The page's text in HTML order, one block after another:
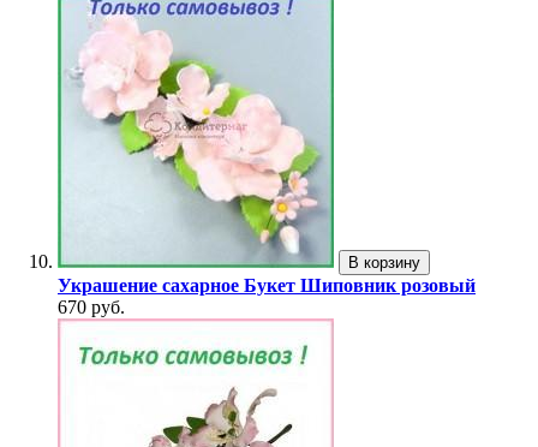
В корзину
Украшение сахарное Букет Шиповник розовый
670 руб.